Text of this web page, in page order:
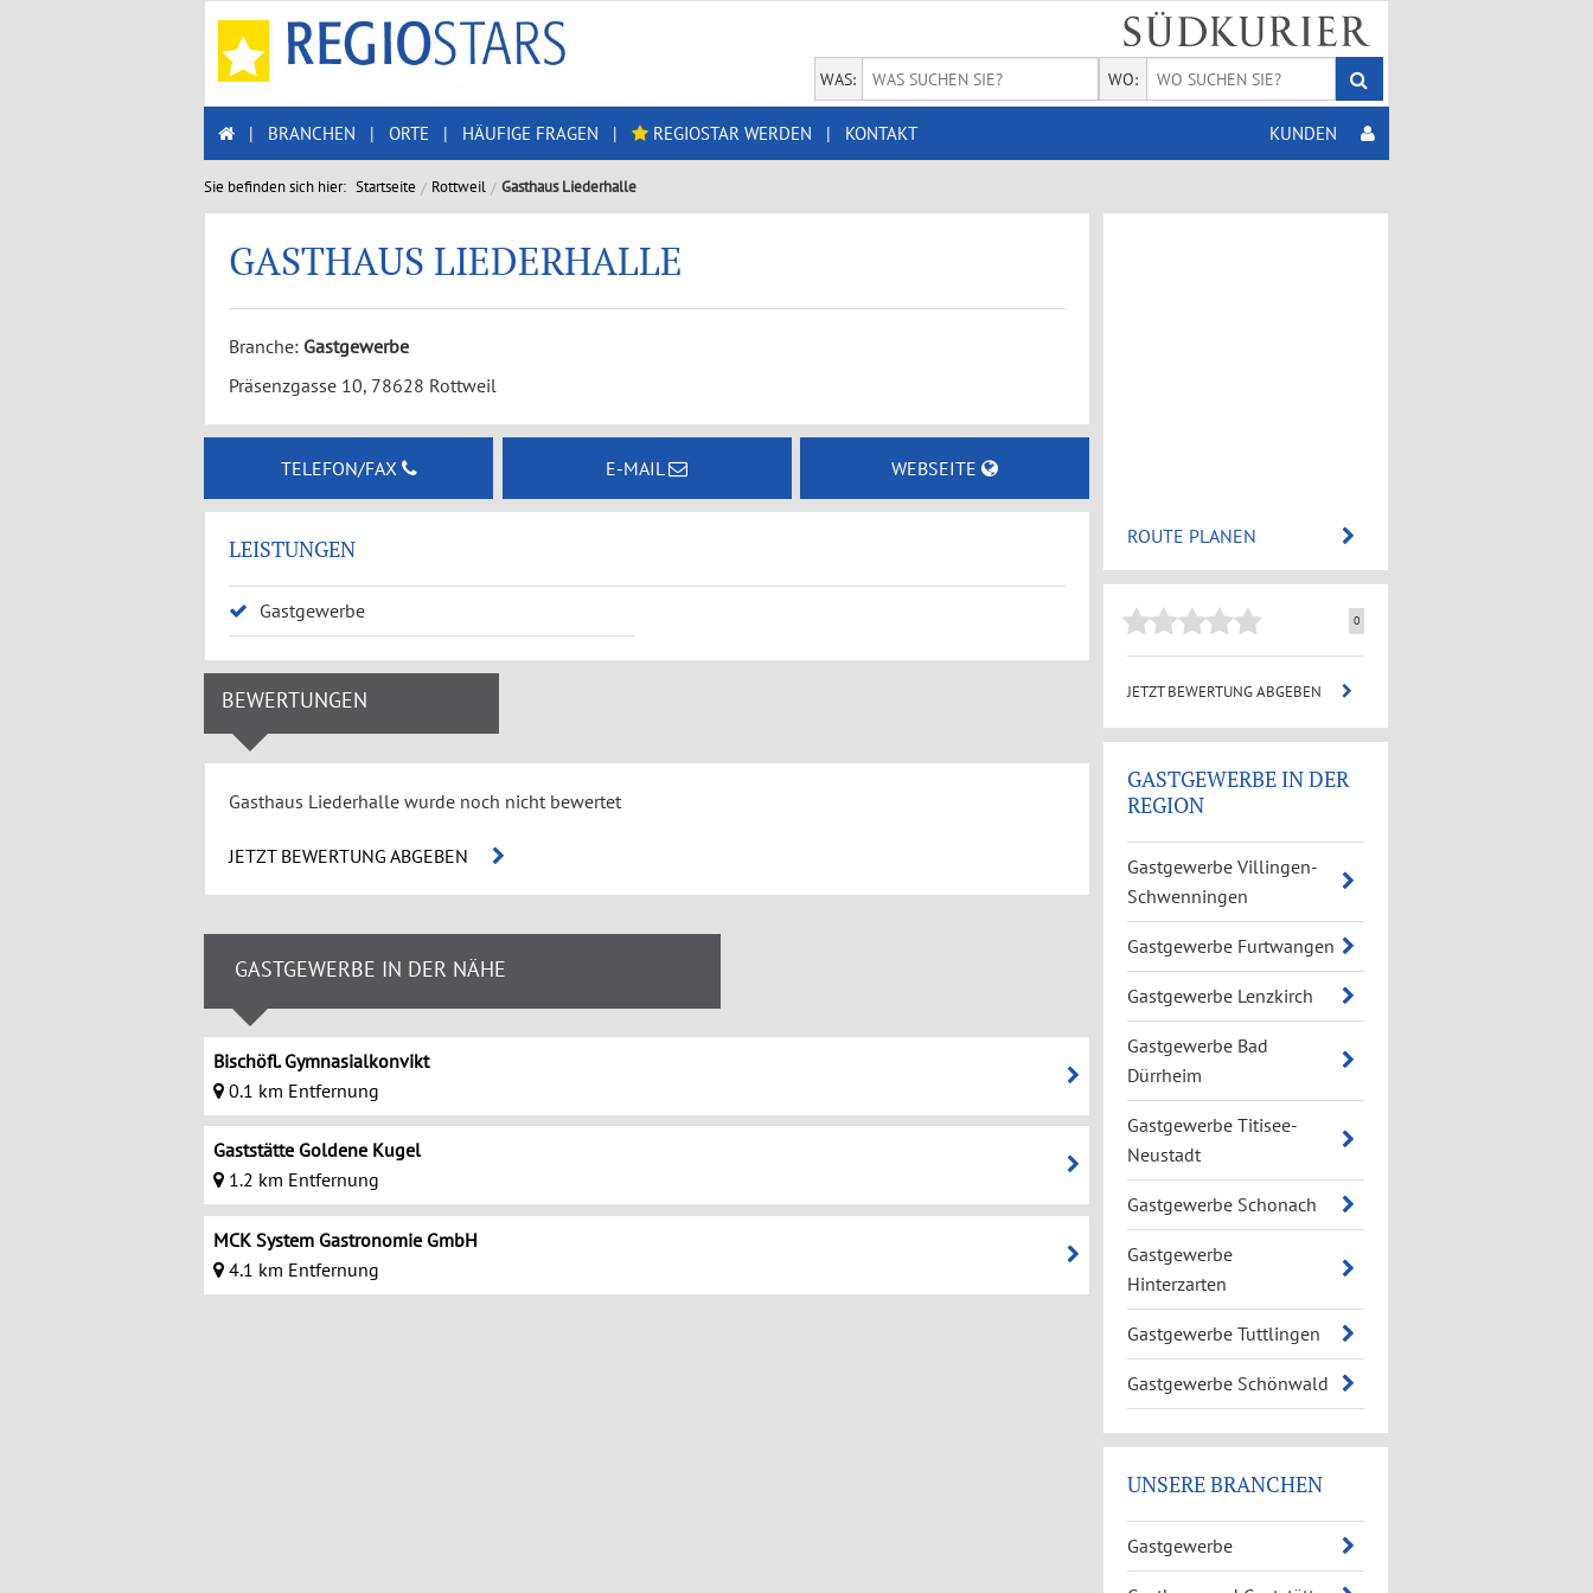
WAS: WO:
| BRANCHEN | ORTE | HÄUFIGE FRAGEN | REGIOSTAR WERDEN | KONTAKT KUNDEN
Sie befinden sich hier: Startseite Rottweil Gasthaus Liederhalle
GASTHAUS LIEDERHALLE
Branche: Gastgewerbe
Präsenzgasse 10, 78628 Rottweil
TELEFON/FAX E-MAIL WEBSEITE
LEISTUNGEN
Gastgewerbe
BEWERTUNGEN
Gasthaus Liederhalle wurde noch nicht bewertet
JETZT BEWERTUNG ABGEBEN
GASTGEWERBE IN DER NÄHE
Bischöfl. Gymnasialkonvikt
0.1 km Entfernung
Gaststätte Goldene Kugel
1.2 km Entfernung
MCK System Gastronomie GmbH
4.1 km Entfernung
ROUTE PLANEN
0
JETZT BEWERTUNG ABGEBEN
GASTGEWERBE IN DER
REGION
Gastgewerbe Villingen-
Schwenningen
Gastgewerbe Furtwangen
Gastgewerbe Lenzkirch
Gastgewerbe Bad
Dürrheim
Gastgewerbe Titisee-
Neustadt
Gastgewerbe Schonach
Gastgewerbe
Hinterzarten
Gastgewerbe Tuttlingen
Gastgewerbe Schönwald
UNSERE BRANCHEN
Gastgewerbe